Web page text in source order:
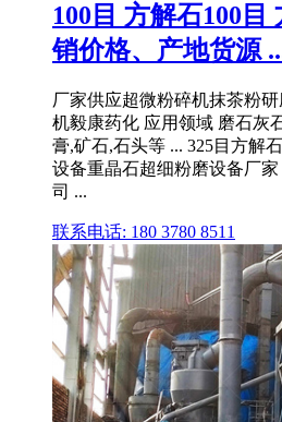
100目 方解石100目
销价格、产地货源
厂家供应超微粉碎机抹茶粉
机毅康药化 应用领域 磨石灰
膏,矿石,石头等 ... 325目方解
设备重晶石超细粉磨设备厂
司 ...
联系电话: 180 3780 8511